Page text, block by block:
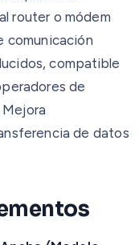
router o módem
comunicación
compatible
de
de datos